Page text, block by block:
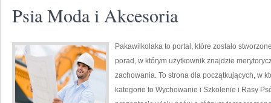
Psia Moda i Akcesoria
Pakawilkolaka to portal, które zostało
porad, w którym użytkownik znajdzie
zachowania. To strona dla początkujących, w
kategorie to Wychowanie i Szkolenie i Rasy